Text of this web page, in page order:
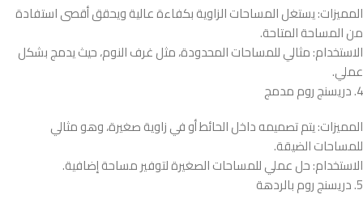
المميزات: يستغل المساحات الزاوية بكفاءة عالية ويحقق أقصى استفادة
من المساحة المتاحة.
الاستخدام: مثالي للمساحات المحدودة، مثل غرف النوم، حيث يدمج بشكل
عملي.
4. دريسنج روم مدمج
المميزات: يتم تصميمه داخل الحائط أو في زاوية صغيرة، وهو مثالي
للمساحات الضيقة.
الاستخدام: حل عملي للمساحات الصغيرة لتوفير مساحة إضافية.
5. دريسنج روم بالردهة